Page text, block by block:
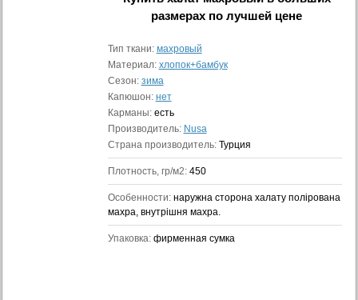
размерах по лучшей цене
Тип ткани: махровый
Материал: хлопок+бамбук
Сезон: зима
Капюшон: нет
Карманы: есть
Производитель: Nusa
Страна производитель: Турция
Плотность, гр/м2: 450
Особенности: наружна сторона халату полірована
махра, внутрішня махра.
Упаковка: фирменная сумка